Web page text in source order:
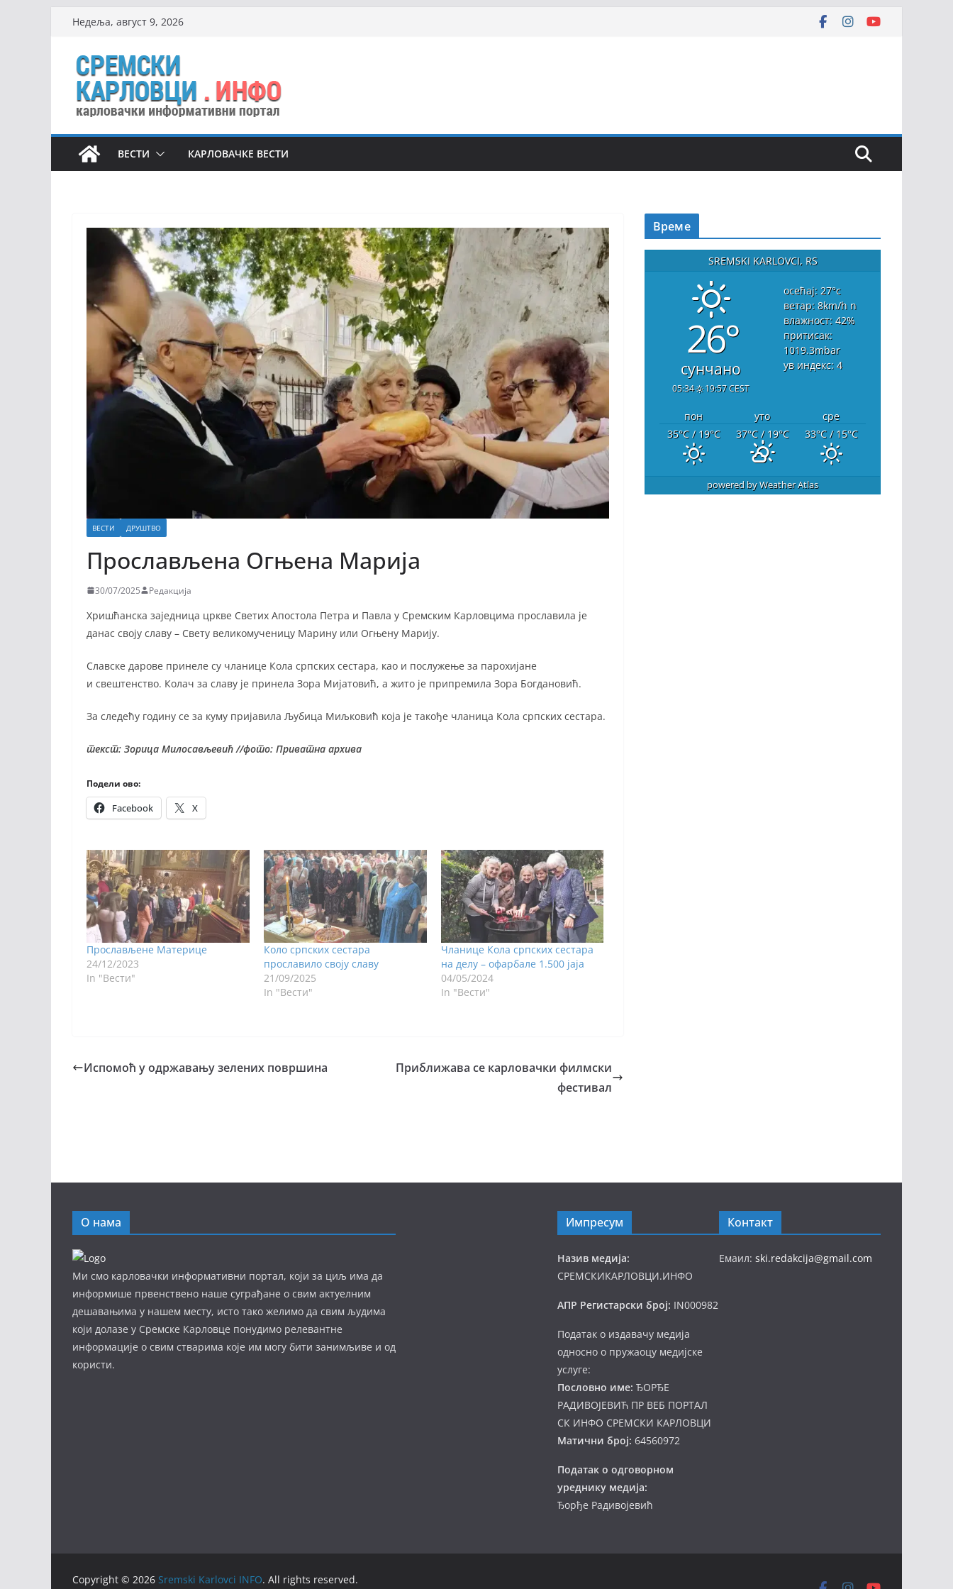
content
Недеља, август 9, 2026
ВЕСТИ КАРЛОВАЧКЕ ВЕСТИ
ВЕСТИ ДРУШТВО
Прослављена Огњена Марија
30/07/2025 Редакција
Хришћанска заједница цркве Светих Апостола Петра и Павла у Сремским Карловцима прославила је
данас своју славу – Свету великомученицу Марину или Огњену Марију.
Славске дарове принеле су чланице Кола српских сестара, као и послужење за парохијане
и свештенство. Колач за славу је принела Зора Мијатовић, а жито је припремила Зора Богдановић.
За следећу годину се за куму пријавила Љубица Миљковић која је такође чланица Кола српских сестара.
текст: Зорица Милосављевић //фото: Приватна архива
Подели ово:
Facebook X
Прослављене Материце
24/12/2023
In "Вести"
Коло српских сестара
прославило своју славу
21/09/2025
In "Вести"
Чланице Кола српских сестара
на делу – офарбале 1.500 јаја
04/05/2024
In "Вести"
Испомоћ у одржавању зелених површина
Приближава се карловачки филмски
фестивал
Време
SREMSKI KARLOVCI, RS
26°
сунчано
05:34 19:57 CEST
осећај: 27°c
ветар: 8km/hn
влажност: 42%
притисак:
1019.3mbar
ув индекс: 4
пон уто
сре
35°C/ 19°C 37°C/ 19°C 33°C/ 15°C
powered byWeather Atlas
О нама
Ми смо карловачки информативни портал, који за циљ има да
информише првенствено наше суграђане о свим актуелним
дешавањима у нашем месту, исто тако желимо да свим људима
који долазе у Сремске Карловце понудимо релевантне
информације о свим стварима које им могу бити занимљиве и од
користи.
Импресум
Назив медија:
СРЕМСКИКАРЛОВЦИ.ИНФО
АПР Регистарски број: IN000982
Податак о издавачу медија
односно о пружаоцу медијске
услуге:
Пословно име: ЂОРЂЕ
РАДИВОЈЕВИЋ ПР ВЕБ ПОРТАЛ
СК ИНФО СРЕМСКИ КАРЛОВЦИ
Матични број: 64560972
Податак о одговорном
уреднику медија:
Ђорђе Радивојевић
Контакт
Емаил: ski.redakcija@gmail.com
Copyright © 2026 Sremski Karlovci INFO. All rights reserved.